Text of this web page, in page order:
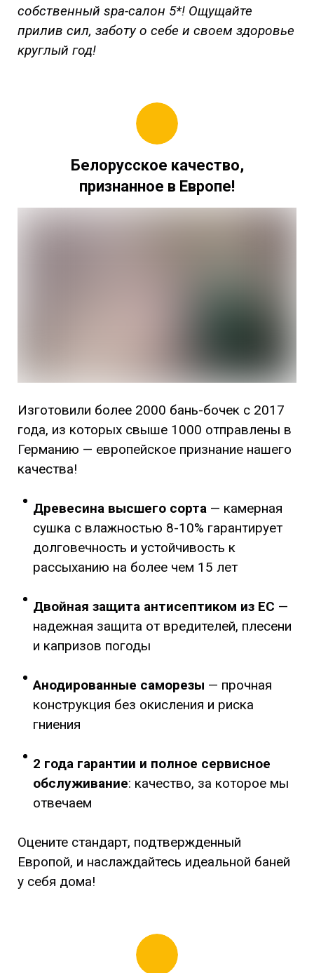
собственный spa-салон 5*! Ощущайте
прилив сил, заботу о себе и своем здоровье
круглый год!
Белорусское качество,
признанное в Европе!
Изготовили более 2000 бань-бочек с 2017
года, из которых свыше 1000 отправлены в
Германию — европейское признание нашего
качества!
Древесина высшего сорта — камерная
сушка с влажностью 8-10% гарантирует
долговечность и устойчивость к
рассыханию на более чем 15 лет
Двойная защита антисептиком из ЕС —
надежная защита от вредителей, плесени
и капризов погоды
Анодированные саморезы — прочная
конструкция без окисления и риска
гниения
2 года гарантии и полное сервисное
обслуживание: качество, за которое мы
отвечаем
Оцените стандарт, подтвержденный
Европой, и наслаждайтесь идеальной баней
у себя дома!